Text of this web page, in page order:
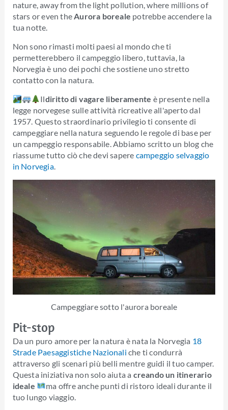
nature, away from the light pollution, where millions of
stars or even theAurora boreale potrebbe accendere la
tua notte.
Non sono rimasti molti paesi al mondo che ti
permetterebbero il campeggio libero, tuttavia, la
Norvegia è uno dei pochi che sostiene uno stretto
contatto con la natura.
Ildiritto di vagare liberamente è presente nella
legge norvegese sulle attività ricreative all'aperto dal
1957. Questo straordinario privilegio ti consente di
campeggiare nella natura seguendo le regole di base per
un campeggio responsabile. Abbiamo scritto un blog che
riassume tutto ciò che devi sapere campeggio selvaggio
in Norvegia.
Campeggiare sotto l'aurora boreale
Pit-stop
Da un puro amore per la natura è nata la Norvegia 18
Strade Paesaggistiche Nazionaliche ti condurrà
attraverso gli scenari più belli mentre guidi il tuo camper.
Questa iniziativa non solo aiuta a creando un itinerario
ideale
ma offre anche punti di ristoro ideali durante il
tuo lungo viaggio.